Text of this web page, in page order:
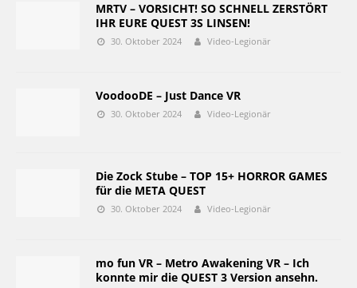
MRTV – VORSICHT! SO SCHNELL ZERSTÖRT
IHR EURE QUEST 3S LINSEN!
30. Oktober 2024 Video-Legionär
VoodooDE – Just Dance VR
30. Oktober 2024 Video-Legionär
Die Zock Stube – TOP 15+ HORROR GAMES
für die META QUEST
30. Oktober 2024 Video-Legionär
mo fun VR – Metro Awakening VR – Ich
konnte mir die QUEST 3 Version ansehn.